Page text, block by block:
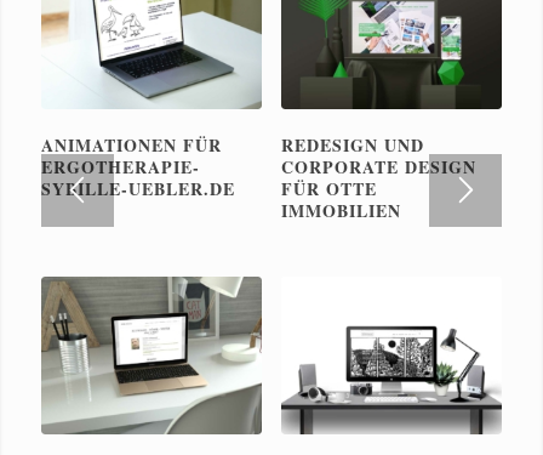
ANIMATIONEN FÜR
ERGOTHERAPIE-
SYBILLE-UEBLER.DE
REDESIGN UND
CORPORATE DESIGN
FÜR OTTE
IMMOBILIEN